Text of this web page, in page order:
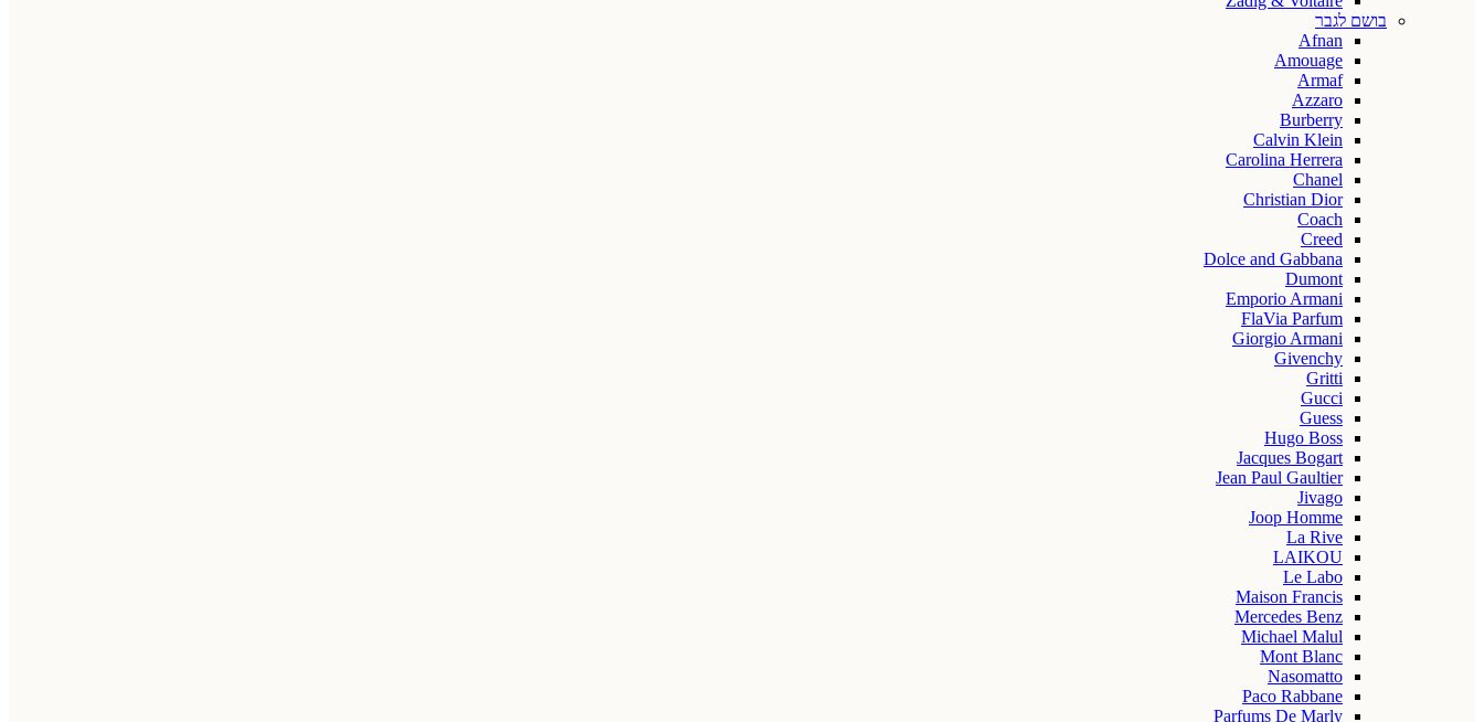
בושם לגבר
Afnan
Amouage
Armaf
Azzaro
Burberry
Calvin Klein
Carolina Herrera
Chanel
Christian Dior
Coach
Creed
Dolce and Gabbana
Dumont
Emporio Armani
FlaVia Parfum
Giorgio Armani
Givenchy
Gritti
Gucci
Guess
Hugo Boss
Jacques Bogart
Jean Paul Gaultier
Jivago
Joop Homme
La Rive
LAIKOU
Le Labo
Maison Francis
Mercedes Benz
Michael Malul
Mont Blanc
Nasomatto
Paco Rabbane
Parfums De Marly